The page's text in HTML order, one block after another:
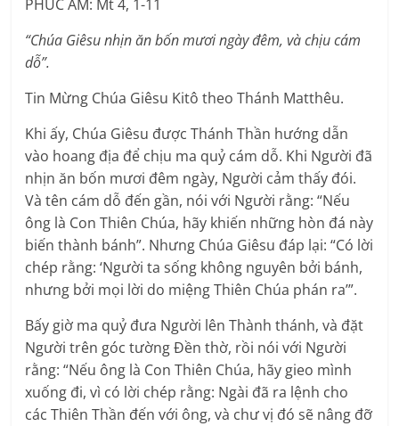
PHÚC ÂM: Mt 4, 1-11
“Chúa Giêsu nhịn ăn bốn mươi ngày đêm, và chịu cám
dỗ”.
Tin Mừng Chúa Giêsu Kitô theo Thánh Matthêu.
Khi ấy, Chúa Giêsu được Thánh Thần hướng dẫn
vào hoang địa để chịu ma quỷ cám dỗ. Khi Người đã
nhịn ăn bốn mươi đêm ngày, Người cảm thấy đói.
Và tên cám dỗ đến gần, nói với Người rằng: “Nếu
ông là Con Thiên Chúa, hãy khiến những hòn đá này
biến thành bánh”. Nhưng Chúa Giêsu đáp lại: “Có lời
chép rằng: ‘Người ta sống không nguyên bởi bánh,
nhưng bởi mọi lời do miệng Thiên Chúa phán ra’”.
Bấy giờ ma quỷ đưa Người lên Thành thánh, và đặt
Người trên góc tường Ðền thờ, rồi nói với Người
rằng: “Nếu ông là Con Thiên Chúa, hãy gieo mình
xuống đi, vì có lời chép rằng: Ngài đã ra lệnh cho
các Thiên Thần đến với ông, và chư vị đó sẽ nâng đỡ